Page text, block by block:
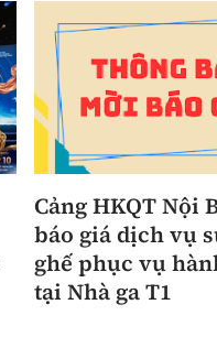
Cảng HKQT Nội
báo giá dịch vụ
ghế phục vụ
tại Nhà ga T1